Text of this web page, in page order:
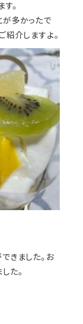
。
が多かったで
紹介しますよ。
きました。 お
た。